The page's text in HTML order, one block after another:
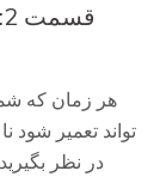
هر زمان که
تواند تعمیر شود
در نظر